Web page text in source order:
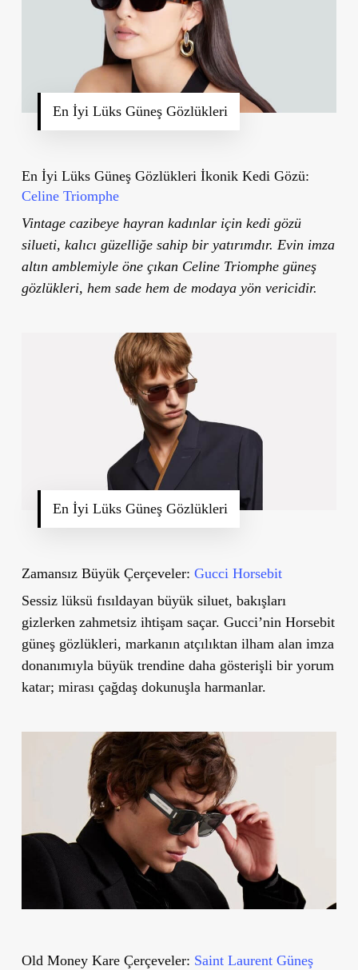
En İyi Lüks Güneş Gözlükleri
En İyi Lüks Güneş Gözlükleri İkonik Kedi Gözü:
Celine Triomphe
Vintage cazibeye hayran kadınlar için kedi gözü
silueti, kalıcı güzelliğe sahip bir yatırımdır. Evin imza
altın amblemiyle öne çıkan Celine Triomphe güneş
gözlükleri, hem sade hem de modaya yön vericidir.
En İyi Lüks Güneş Gözlükleri
Zamansız Büyük Çerçeveler: Gucci Horsebit
Sessiz lüksü fısıldayan büyük siluet, bakışları
gizlerken zahmetsiz ihtişam saçar. Gucci’nin Horsebit
güneş gözlükleri, markanın atçılıktan ilham alan imza
donanımıyla büyük trendine daha gösterişli bir yorum
katar; mirası çağdaş dokunuşla harmanlar.
Old Money Kare Çerçeveler: Saint Laurent Güneş